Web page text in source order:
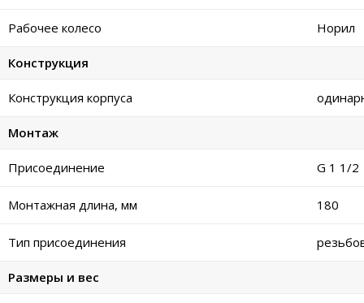
Рабочее колесо Норил
Конструкция
Конструкция корпуса
Монтаж
Присоединение G 1 1/2
Монтажная длина, мм 180
Тип присоединения
Размеры и вес